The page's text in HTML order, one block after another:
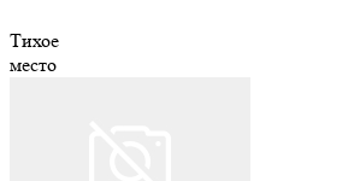
Тихое
место